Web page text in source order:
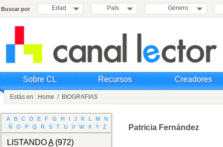
Buscar por Edad País Género
Sobre CL Recursos Creadores
Estás en : Home / BIOGRAFIAS
A B C D E F G H I J K L M
N
Ñ
O P Q R S T U V W X Y Z
LISTANDOA(972)
Patricia Fernández